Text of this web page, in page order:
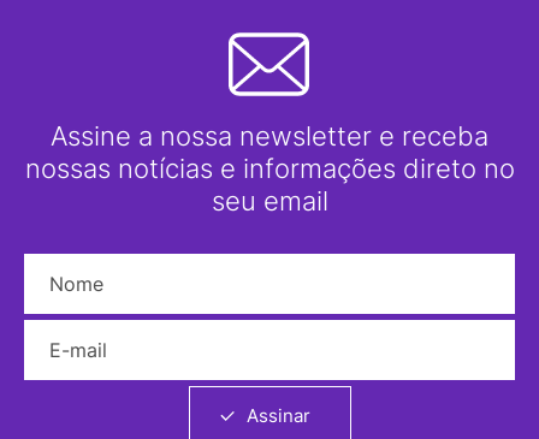
Assine a nossa newsletter e receba
nossas notícias e informações direto no
seu email
Assinar